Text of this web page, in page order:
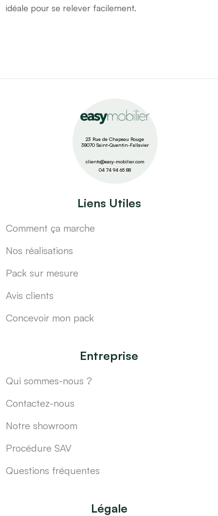
idéale pour se relever facilement.
23 Rue de Chapeau Rouge
38070 Saint-Quentin-Fallavier
clients@easy-mobilier.com
04 74 94 65 88
Liens Utiles
Comment ça marche
Nos réalisations
Pack sur mesure
Avis clients
Concevoir mon pack
Entreprise
Qui sommes-nous ?
Contactez-nous
Notre showroom
Procédure SAV
Questions fréquentes
Légale